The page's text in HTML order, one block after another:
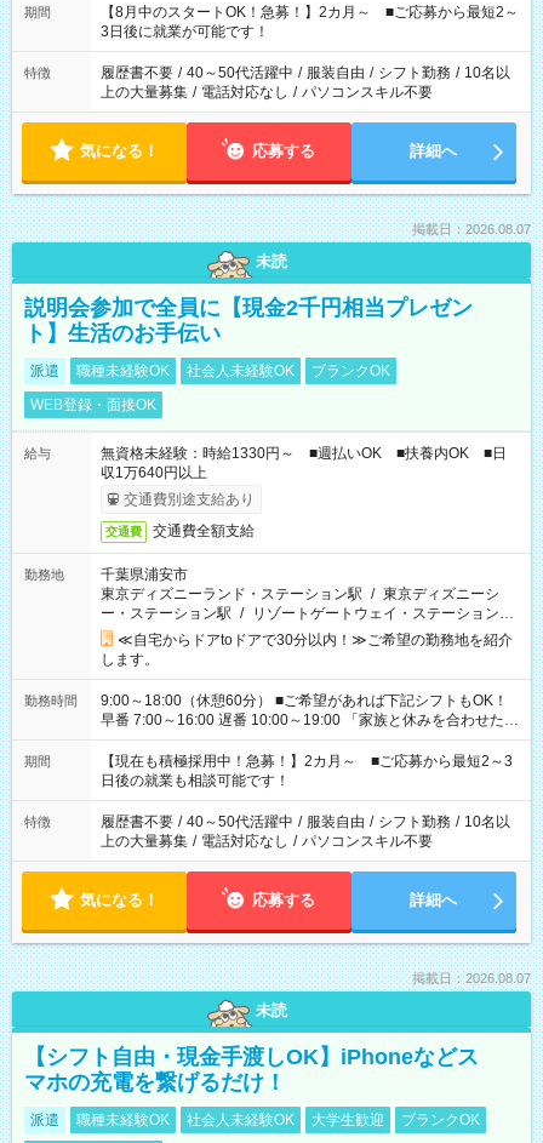
「できれば残業はしたくない」 など、ご希望を教えてください
ね。 ※Wワーク希望の方へ 今ご覧のお仕事で希望する勤務時間
と、もう1つのお仕事の勤務時間。 合計で週40時間を超える場
合は応募できません。
期間
【8月中のスタートOK！急募！】2カ月～ ■ご応募から最短2～
3日後に就業が可能です！
特徴 履歴書不要 / 40～50代活躍中 / 服装自由 / シフト勤務 / 10名以
上の大量募集 / 電話対応なし / パソコンスキル不要
気になる！ 応募する 詳細へ
掲載日：2026.08.07
未読
説明会参加で全員に【現金2千円相当プレゼン
ト】生活のお手伝い
派遣 職種未経験OK 社会人未経験OK
ブランクOK
WEB登録・面接OK
給与
無資格未経験：時給1330円～ ■週払いOK ■扶養内OK ■日
収1万640円以上
交通費別途支給あり
交通費 交通費全額支給
勤務地
千葉県浦安市
東京ディズニーランド・ステーション駅 / 東京ディズニーシ
ー・ステーション駅 / リゾートゲートウェイ・ステーション駅
/
…
≪自宅からドアtoドアで30分以内！≫ご希望の勤務地を紹介
します。
勤務時間
9:00～18:00（休憩60分） ■ご希望があれば下記シフトもOK！
早番 7:00～16:00 遅番 10:00～19:00 「家族と休みを合わせた
い」 「余裕を持って夕飯の準備がしたい」 「できれば残業はし
たくない」 など、ご希望を教えてくださいね。 ※Wワーク希望
の方へ 今ご覧のお仕事で希望する勤務時間と、もう1つのお仕事
の勤務時間。 合計で週40時間を超える場合は応募できません。
期間
【現在も積極採用中！急募！】2カ月～ ■ご応募から最短2～3
日後の就業も相談可能です！
特徴 履歴書不要 / 40～50代活躍中 / 服装自由 / シフト勤務 / 10名以
上の大量募集 / 電話対応なし / パソコンスキル不要
気になる！ 応募する 詳細へ
掲載日：2026.08.07
未読
【シフト自由・現金手渡しOK】iPhoneなどス
マホの充電を繋げるだけ！
派遣 職種未経験OK 社会人未経験OK 大学生歓迎
ブランクOK